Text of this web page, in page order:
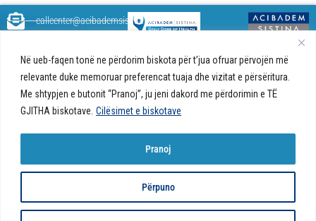
Në ueb-faqen tonë ne përdorim biskota për t’jua ofruar përvojën më
relevante duke memoruar preferencat tuaja dhe vizitat e përsëritura.
Me shtypjen e butonit “Pranoj”, ju jeni dakord me përdorimin e TË
GJITHA biskotave. Cilësimet e biskotave
Përpuno
Pranoj
këshilla shëndetësore rreth
shëndetit tuaj. Ne kemi krijuar
një ueb portal që do t'ju ofrojë
përgjigjet e pyetjeve tuaja në
shëndetshme.
callcenter@acibademsistina.mk
Ul. Skupi 5A Shkup
Sistina - Bëhet
fjalë për jetën!
Politika e biskotave në ueb-faqe |